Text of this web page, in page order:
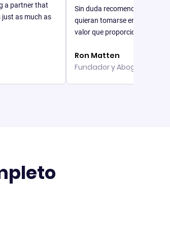
that
as
Sin duda recomendaría B12 a las
quieran tomarse en serio su negocio
valor que proporciona B12 es
Ron Matten
Fundador y Abogado, Matten Law